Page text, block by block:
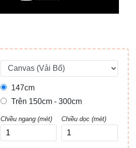
147cm
Trên 150cm - 300cm
Chiều ngang (mét) Chiều dọc (mét)